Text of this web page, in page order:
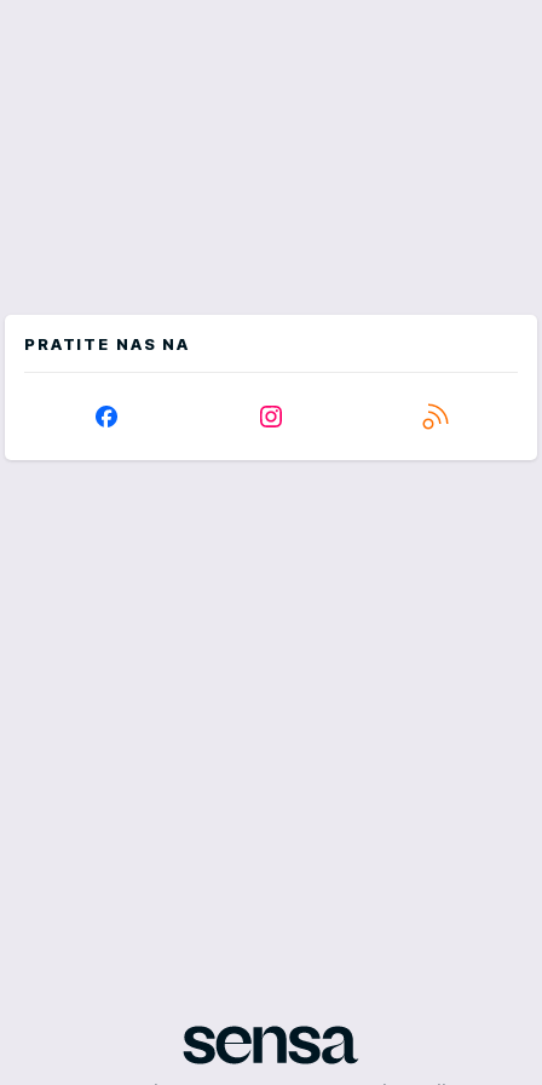
PRATITE NAS NA